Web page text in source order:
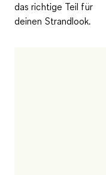
das richtige Teil für
deinen Strandlook.